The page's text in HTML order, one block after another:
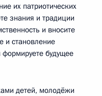
их патриотических
знания и традиции
и вносите
и становление
будущее
детей, молодёжи